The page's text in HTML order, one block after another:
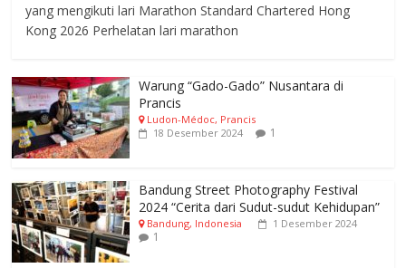
yang mengikuti lari Marathon Standard Chartered Hong
Kong 2026 Perhelatan lari marathon
Warung “Gado-Gado” Nusantara di
Prancis
Ludon-Médoc, Prancis
18 Desember 2024
1
Bandung Street Photography Festival
2024 “Cerita dari Sudut-sudut Kehidupan”
Bandung, Indonesia 1 Desember 2024
1